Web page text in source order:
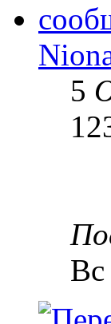
5
Вс